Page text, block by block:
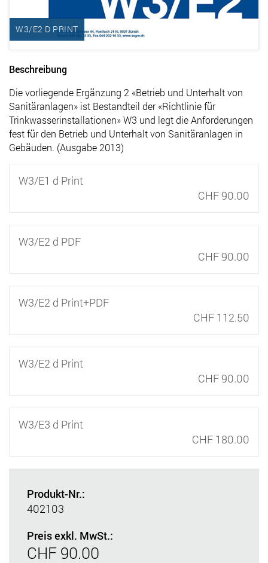
W3/E2 D PRINT
Beschreibung
Die vorliegende Ergänzung 2 «Betrieb und Unterhalt von
Sanitäranlagen» ist Bestandteil der «Richtlinie für
Trinkwasserinstallationen» W3 und legt die Anforderungen
fest für den Betrieb und Unterhalt von Sanitäranlagen in
Gebäuden. (Ausgabe 2013)
W3/E1 d Print
CHF 90.00
W3/E2 d PDF
CHF 90.00
W3/E2 d Print+PDF
CHF 112.50
W3/E2 d Print
CHF 90.00
W3/E3 d Print
CHF 180.00
Produkt-Nr.:
402103
Preis exkl. MwSt.:
CHF 90.00